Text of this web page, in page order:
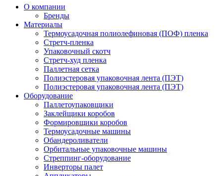
О компании
Бренды
Материалы
Термоусадочная полиолефиновая (ПОФ) пленка
Стретч-пленка
Упаковочный скотч
Стретч-худ пленка
Паллетная сетка
Полиэстеровая упаковочная лента (ПЭТ)
Полиэстеровая упаковочная лента (ПЭТ)
Оборудование
Паллетоупаковщики
Заклейщики коробов
Формировщики коробов
Термоусадочные машины
Обандероливатели
Орбитальные упаковочные машины
Стреппинг-оборудование
Инверторы палет